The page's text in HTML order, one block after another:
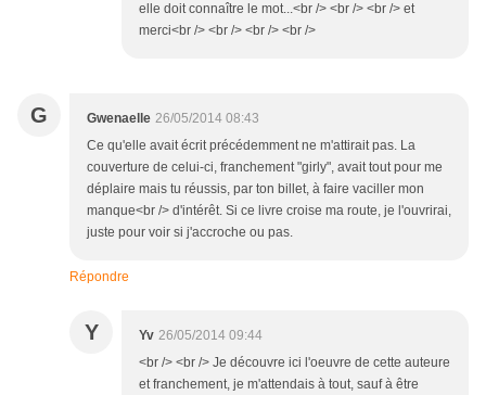
elle doit connaître le mot...<br /> <br /> <br /> et
merci<br /> <br /> <br /> <br />
G Gwenaelle 26/05/2014 08:43
Ce qu'elle avait écrit précédemment ne m'attirait pas. La
couverture de celui-ci, franchement "girly", avait tout pour me
déplaire mais tu réussis, par ton billet, à faire vaciller mon
manque<br /> d'intérêt. Si ce livre croise ma route, je l'ouvrirai,
juste pour voir si j'accroche ou pas.
Répondre
Y Yv 26/05/2014 09:44
<br /> <br /> Je découvre ici l'oeuvre de cette auteure
et franchement, je m'attendais à tout, sauf à être